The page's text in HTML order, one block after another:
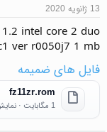
13 ژانویه 2020
intel core 2 duo
ver r0050j7 1 mb
فایل های ضمیمه
fz11zr.rom
1 مگابایت · نمایش‌ها: 21